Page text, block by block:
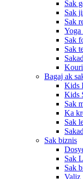
Sak
Sak
Sak
Yoga
Sak
Sak
Bagaj ak
Kids
Kids
Sak
Ka
Sak
Sak biznis
Sak
Sak
Valiz